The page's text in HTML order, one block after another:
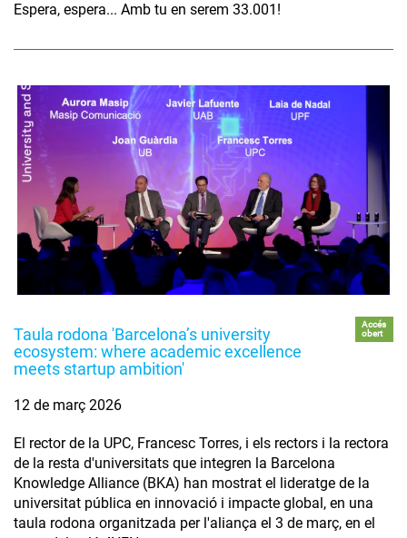
Espera, espera... Amb tu en serem 33.001!
Taula rodona 'Barcelona’s university
ecosystem: where academic excellence
meets startup ambition'
Accés
obert
12 de març 2026
El rector de la UPC, Francesc Torres, i els rectors i la rectora
de la resta d'universitats que integren la Barcelona
Knowledge Alliance (BKA) han mostrat el lideratge de la
universitat pública en innovació i impacte global, en una
taula rodona organitzada per l'aliança el 3 de març, en el